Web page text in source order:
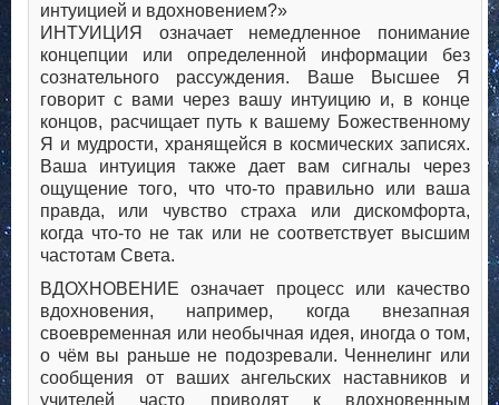
интуицией и вдохновением?»
ИНТУИЦИЯ означает немедленное понимание
концепции или определенной информации без
сознательного рассуждения. Ваше Высшее Я
говорит с вами через вашу интуицию и, в конце
концов, расчищает путь к вашему Божественному
Я и мудрости, хранящейся в космических записях.
Ваша интуиция также дает вам сигналы через
ощущение того, что что-то правильно или ваша
правда, или чувство страха или дискомфорта,
когда что-то не так или не соответствует высшим
частотам Света.
ВДОХНОВЕНИЕ означает процесс или качество
вдохновения, например, когда внезапная
своевременная или необычная идея, иногда о том,
о чём вы раньше не подозревали. Ченнелинг или
сообщения от ваших ангельских наставников и
учителей часто приводят к вдохновенным